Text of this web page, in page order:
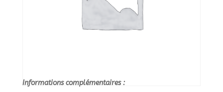
Informations complémentaires :